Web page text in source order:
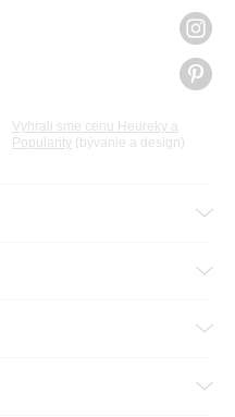
Vyhrali sme cenu Heureky a
Popularity (bývanie a design)